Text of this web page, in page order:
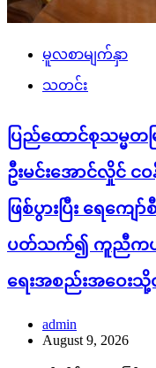
မူလစာမျက်နှာ
သတင်း
ပြည်ထောင်စုသမ္မတ
ဦးမင်းအောင်လှိုင် င
ဖြစ်ပွားပြီး ရေကျေ
ပတ်သက်၍ ကူညီကယ်
ရေးအစည်းအဝေး
admin
August 9, 2026